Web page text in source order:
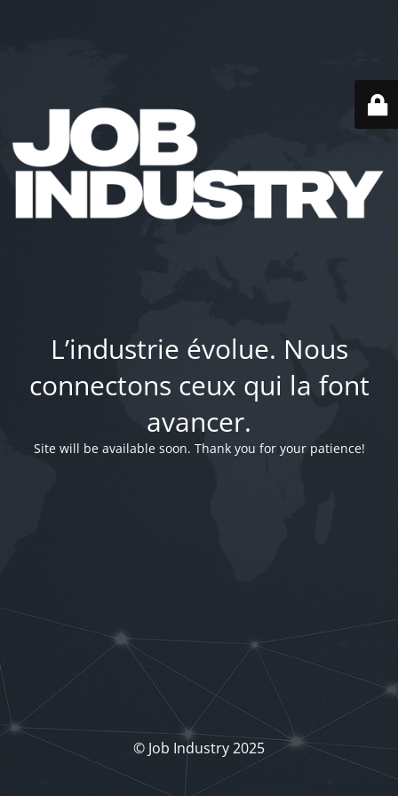
L’industrie évolue. Nous
connectons ceux qui la font
avancer.
Site will be available soon. Thank you for your patience!
© Job Industry 2025